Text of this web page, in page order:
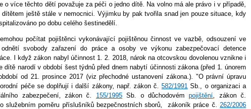
o více těchto dětí považuje za péči o jedno dítě. Na volno má ale právo i v případě,
ještě stále v nemocnici. Výjimku by pak tvořila snad jen pouze situace, kdy
po dobu celého šestinedělí.
počítat pojištěnci vykonávající pojištěnou činnost ve vazbě, odsouzení ve
svobody zařazení do práce a osoby ve výkonu zabezpečovací detence
I když zákon nabyl účinnost 1. 2. 2018, nárok na otcovskou dovolenou vznikne i
dítě narodí v období šest týdnů před dnem nabytí účinnosti zákona (před 1. únorem
od 21. prosince 2017 (viz přechodné ustanovení zákona.). "O právní úpravu
péče se doplňují i další zákony, např. zákon č.582/1991 Sb., o organizaci a
zabezpečení, zákon č. 155/1995Sb. o důchodovémpojištění , zákon č.
služebním poměru příslušníků bezpečnostních sborů, zákoník práce č. 262/2006